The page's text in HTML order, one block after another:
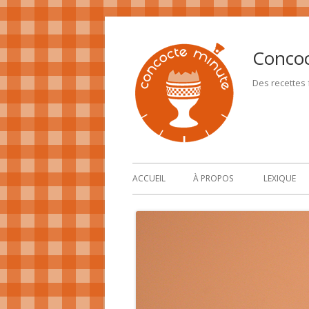
Des recettes
ACCUEIL À PROPOS LEXIQUE